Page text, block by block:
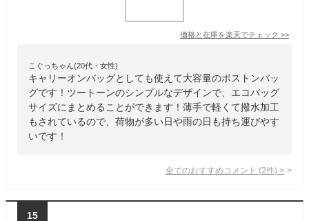
価格と在庫を楽天でチェック >>
こぐっちゃん(20代・女性)
キャリーオンバッグとしても使えて大容量のボストンバッ
グです！ツートーンのシンプルなデザインで、エコバッグ
サイズにまとめることができます！薄手で軽くて撥水加工
もされているので、荷物が多い日や雨の日も持ち運びやす
いです！
全てのおすすめコメント (2件) >
15